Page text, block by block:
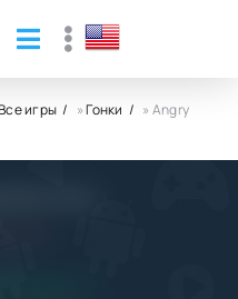
игры »Гонки
» Angry